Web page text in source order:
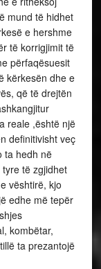
mund të hidhet
e hershme
të korrigjimit të
përfaqësuesit
kërkesën dhe e
që të drejtën
reale ,është një
definitivisht veç
ta hedh në
të zgjidhet
vështirë, kjo
edhe më tepër
kombëtar,
ta prezantojë